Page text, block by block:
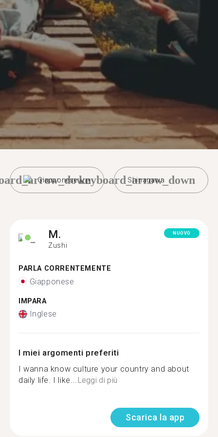
Giapponese Shinagawa
keyboard_arrow_down
M.
Zushi
NUOVO
PARLA CORRENTEMENTE
Giapponese
IMPARA
Inglese
I miei argomenti preferiti
I wanna know culture your country and about
daily life. I like...Leggi di più
Scarica la app